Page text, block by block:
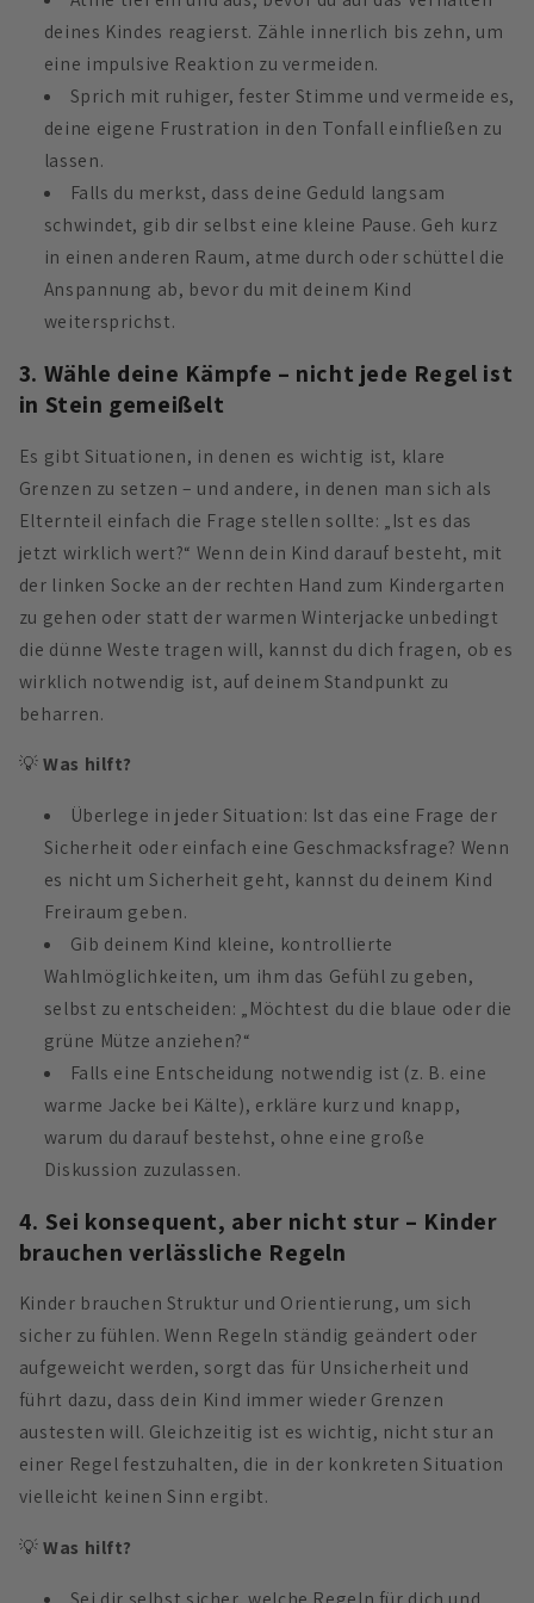
deines Kindes reagierst. Zähle innerlich bis zehn, um
eine impulsive Reaktion zu vermeiden.
Sprich mit ruhiger, fester Stimme und vermeide es,
deine eigene Frustration in den Tonfall einfließen zu
lassen.
Falls du merkst, dass deine Geduld langsam
schwindet, gib dir selbst eine kleine Pause. Geh kurz
in einen anderen Raum, atme durch oder schüttel die
Anspannung ab, bevor du mit deinem Kind
weitersprichst.
3. Wähle deine Kämpfe – nicht jede Regel ist
in Stein gemeißelt
Es gibt Situationen, in denen es wichtig ist, klare
Grenzen zu setzen – und andere, in denen man sich als
Elternteil einfach die Frage stellen sollte: „Ist es das
jetzt wirklich wert?“ Wenn dein Kind darauf besteht, mit
der linken Socke an der rechten Hand zum Kindergarten
zu gehen oder statt der warmen Winterjacke unbedingt
die dünne Weste tragen will, kannst du dich fragen, ob es
wirklich notwendig ist, auf deinem Standpunkt zu
beharren.
💡Was hilft?
Überlege in jeder Situation: Ist das eine Frage der
Sicherheit oder einfach eine Geschmacksfrage? Wenn
es nicht um Sicherheit geht, kannst du deinem Kind
Freiraum geben.
Gib deinem Kind kleine, kontrollierte
Wahlmöglichkeiten, um ihm das Gefühl zu geben,
selbst zu entscheiden: „Möchtest du die blaue oder die
grüne Mütze anziehen?“
Falls eine Entscheidung notwendig ist (z. B. eine
warme Jacke bei Kälte), erkläre kurz und knapp,
warum du darauf bestehst, ohne eine große
Diskussion zuzulassen.
4. Sei konsequent, aber nicht stur – Kinder
brauchen verlässliche Regeln
Kinder brauchen Struktur und Orientierung, um sich
sicher zu fühlen. Wenn Regeln ständig geändert oder
aufgeweicht werden, sorgt das für Unsicherheit und
führt dazu, dass dein Kind immer wieder Grenzen
austesten will. Gleichzeitig ist es wichtig, nicht stur an
einer Regel festzuhalten, die in der konkreten Situation
vielleicht keinen Sinn ergibt.
💡Was hilft?